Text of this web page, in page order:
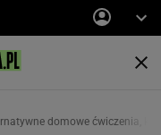
domowe ćwiczenia,